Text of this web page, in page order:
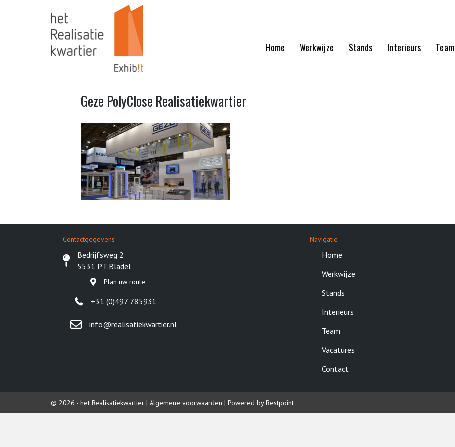
Home Werkwijze Stands Interieurs Team
Geze PolyClose Realisatiekwartier
Contactgegevens
Bedrijfsweg 2
5531 PT Bladel
Plan uw route
+31 (0)497 785931
info@realisatiekwartier.nl
Navigatie
Home
Werkwijze
Stands
Interieurs
Team
Vacatures
Contact
© 2026 - het Realisatiekwartier | Algemene voorwaarden | Powered by Bestpoint